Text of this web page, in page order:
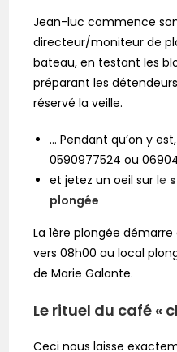
Jean-luc commence
directeur/moniteur de
bateau, en testant les
préparant les
réservé la veille.
… Pendant qu’on y
0590977524 ou
et jetez un oeil surle
plongée
La 1ère plongée
vers 08h00 au local
de Marie Galante.
Le rituel du café «
Ceci nous laisse